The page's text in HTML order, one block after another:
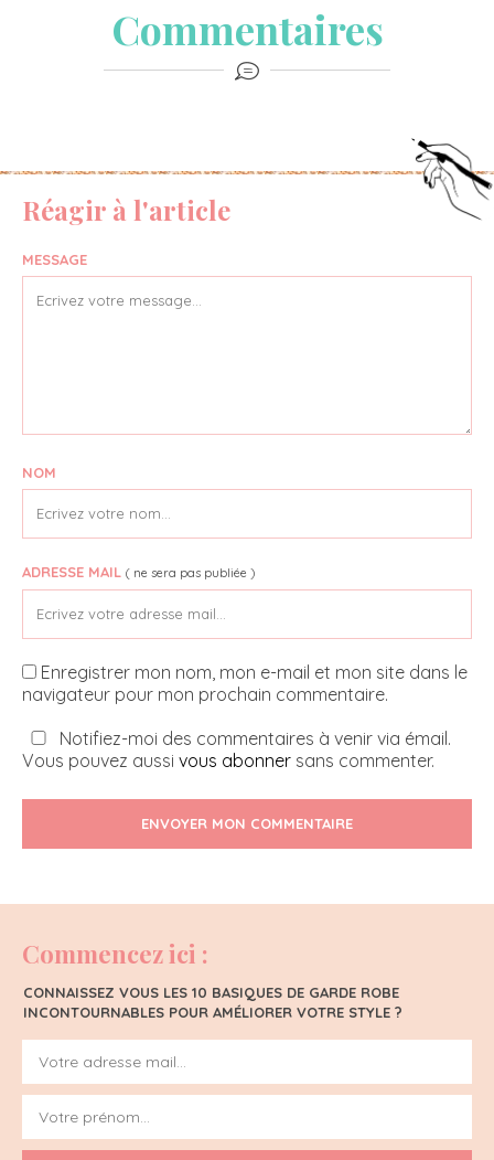
Commentaires
Réagir à l'article
MESSAGE
NOM
ADRESSE MAIL ( ne sera pas publiée )
Enregistrer mon nom, mon e-mail et mon site dans le
navigateur pour mon prochain commentaire.
Notifiez-moi des commentaires à venir via émail.
Vous pouvez aussi vous abonner sans commenter.
ENVOYER MON COMMENTAIRE
Commencez ici :
CONNAISSEZ VOUS LES 10 BASIQUES DE GARDE ROBE
INCONTOURNABLES POUR AMÉLIORER VOTRE STYLE ?